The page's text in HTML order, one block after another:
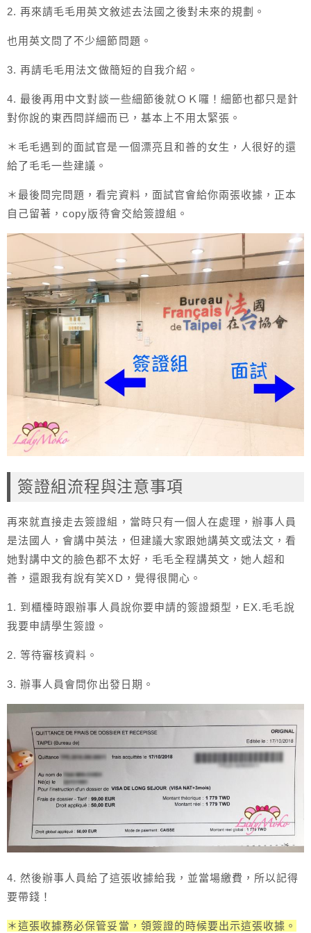
2. 再來請毛毛用英文敘述去法國之後對未來的規劃。
也用英文問了不少細節問題。
3. 再請毛毛用法文做簡短的自我介紹。
4. 最後再用中文對談一些細節後就ＯＫ囉！細節也都只是針
對你說的東西問詳細而已，基本上不用太緊張。
＊毛毛遇到的面試官是一個漂亮且和善的女生，人很好的還
給了毛毛一些建議。
＊最後問完問題，看完資料，面試官會給你兩張收據，正本
自己留著，copy版待會交給簽證組。
簽證組流程與注意事項
再來就直接走去簽證組，當時只有一個人在處理，辦事人員
是法國人，會講中英法，但建議大家跟她講英文或法文，看
她對講中文的臉色都不太好，毛毛全程講英文，她人超和
善，還跟我有說有笑XD，覺得很開心。
1. 到櫃檯時跟辦事人員說你要申請的簽證類型，EX.毛毛說
我要申請學生簽證。
2. 等待審核資料。
3. 辦事人員會問你出發日期。
4. 然後辦事人員給了這張收據給我，並當場繳費，所以記得
要帶錢！
＊這張收據務必保管妥當，領簽證的時候要出示這張收據。